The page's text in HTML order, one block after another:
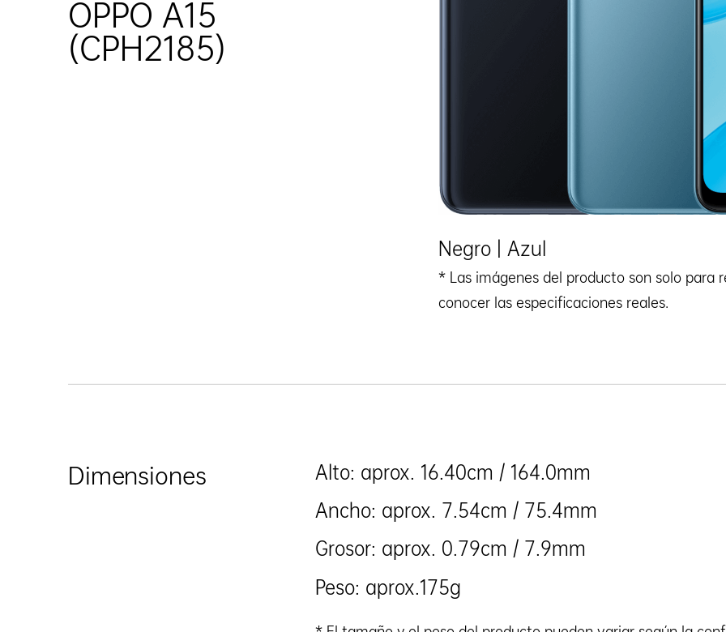
OPPO A15
(CPH2185)
Negro | Azul
* Las imágenes del producto son solo para
conocer las especificaciones reales.
Dimensiones Alto: aprox. 16.40cm / 164.0mm
Ancho: aprox. 7.54cm / 75.4mm
Grosor: aprox. 0.79cm / 7.9mm
Peso: aprox.175g